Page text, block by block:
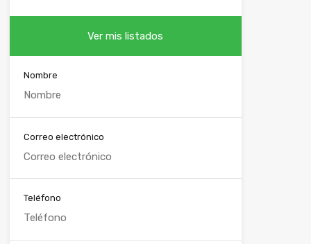
Ver mis listados
Nombre
Correo electrónico
Teléfono